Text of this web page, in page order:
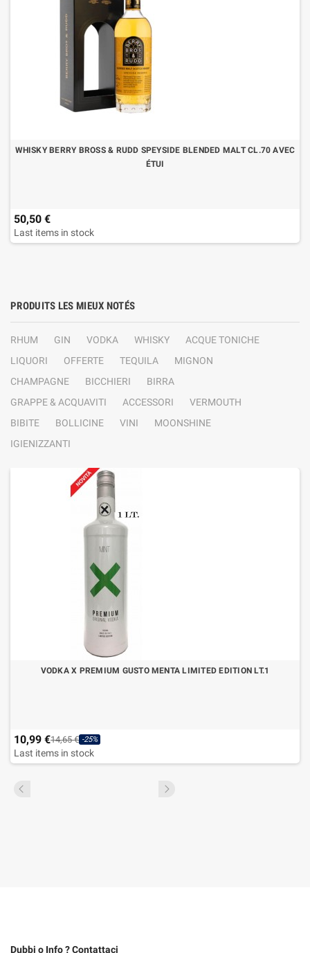
WHISKY BERRY BROSS & RUDD SPEYSIDE BLENDED MALT CL.70 AVEC
ÉTUI
50,50 €
Last items in stock
PRODUITS LES MIEUX NOTÉS
RHUM GIN VODKA WHISKY
ACQUE TONICHE
LIQUORI
OFFERTE TEQUILA
MIGNON
CHAMPAGNE
BICCHIERI
BIRRA
GRAPPE & ACQUAVITI
ACCESSORI
VERMOUTH
BIBITE
BOLLICINE VINI
MOONSHINE
IGIENIZZANTI
VODKA X PREMIUM GUSTO MENTA LIMITED EDITION LT.1
10,99 €14,65 € -25%
Last items in stock
Dubbi o Info ? Contattaci